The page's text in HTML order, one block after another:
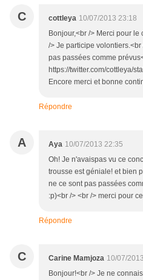
C cottleya 10/07/2013 23:18
Bonjour,<br /> Merci pour
/> Je participe
pas passées comme
https://twitter.com/cottleya/
Encore merci et bonne
Répondre
A Aya 10/07/2013 22:35
Oh! Je n'avaispas vu ce
trousse est géniale! et bien
ne ce sont pas passées
:p)<br /> <br /> merci pour
Répondre
C Carine Mamjoza 10/07/
Bonjour!<br /> Je ne